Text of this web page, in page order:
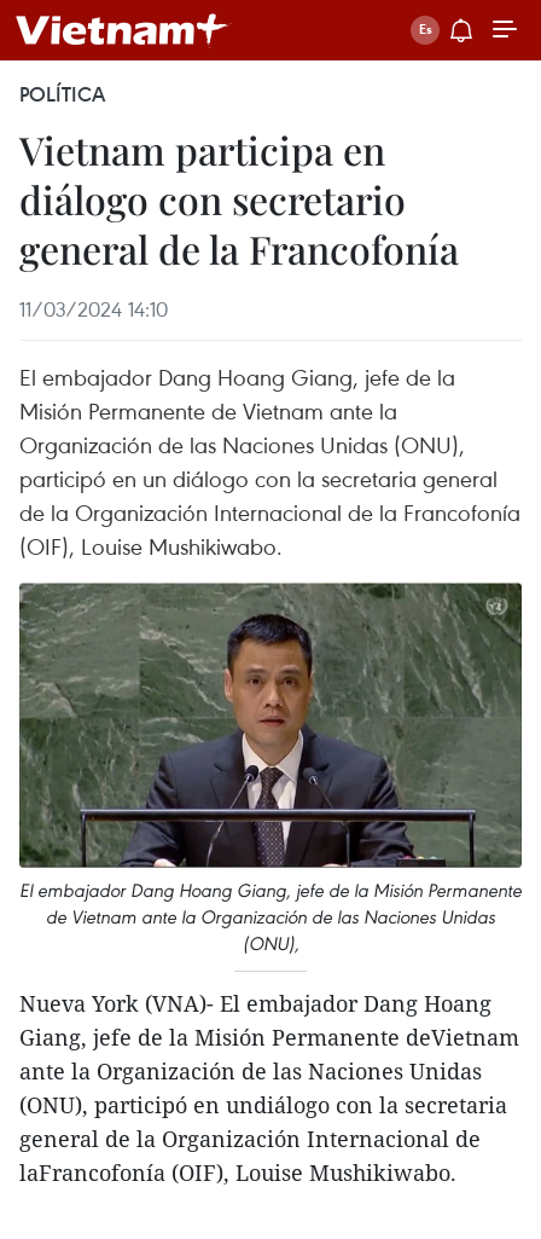
POLÍTICA
Vietnam participa en
diálogo con secretario
general de la Francofonía
11/03/2024 14:10
El embajador Dang Hoang Giang, jefe de la
Misión Permanente de Vietnam ante la
Organización de las Naciones Unidas (ONU),
participó en un diálogo con la secretaria general
de la Organización Internacional de la Francofonía
(OIF), Louise Mushikiwabo.
El embajador Dang Hoang Giang, jefe de la Misión Permanente
de Vietnam ante la Organización de las Naciones Unidas
(ONU),
Nueva York (VNA)- El embajador Dang Hoang
Giang, jefe de la Misión Permanente deVietnam
ante la Organización de las Naciones Unidas
(ONU), participó en undiálogo con la secretaria
general de la Organización Internacional de
laFrancofonía (OIF), Louise Mushikiwabo.